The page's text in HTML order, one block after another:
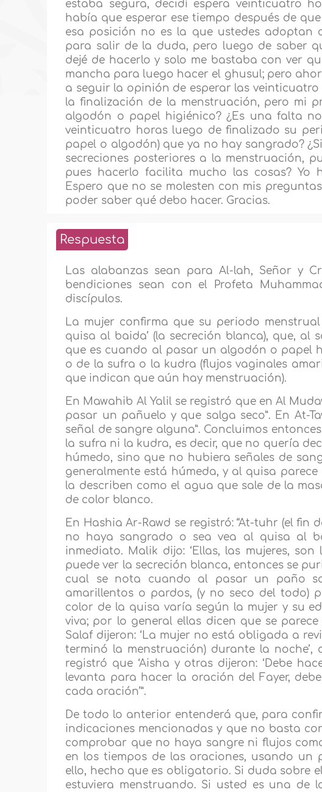
estaba segura, decidí espera veinticuatro
había que esperar ese tiempo después de
esa posición no es la que ustedes adoptan
para salir de la duda, pero luego de saber
dejé de hacerlo y solo me bastaba con ver
mancha para luego hacer el ghusul; pero
a seguir la opinión de esperar las
la finalización de la menstruación, pero mi
algodón o papel higiénico? ¿Es una falta
veinticuatro horas luego de finalizado su
papel o algodón) que ya no hay sangrado?
secreciones posteriores a la menstruación,
pues hacerlo facilita mucho las cosas? Yo
Espero que no se molesten con mis
poder saber qué debo hacer. Gracias.
Respuesta
Las alabanzas sean para Al-lah, Señor y
bendiciones sean con el Profeta
discípulos.
La mujer confirma que su periodo
quisa al baida’ (la secreción blanca), que, al
que es cuando al pasar un algodón o papel
o de la sufra o la kudra (flujos vaginales
que indican que aún hay menstruación).
En Mawahib Al Yalil se registró que en Al
pasar un pañuelo y que salga seco”. En At-
señal de sangre alguna”. Concluimos
la sufra ni la kudra, es decir, que no quería
húmedo, sino que no hubiera señales de
generalmente está húmeda, y al quisa
la describen como el agua que sale de la
de color blanco.
En Hashia Ar-Rawd se registró: “At-tuhr (el fin
no haya sangrado o sea vea al quisa al
inmediato. Malik dijo: ‘Ellas, las mujeres,
puede ver la secreción blanca, entonces se
cual se nota cuando al pasar un paño
amarillentos o pardos, (y no seco del todo)
color de la quisa varía según la mujer y su
viva; por lo general ellas dicen que se
Salaf dijeron: ‘La mujer no está obligada a
terminó la menstruación) durante la
registró que ‘Aisha y otras dijeron: ‘Debe
levanta para hacer la oración del Fayer,
cada oración’”.
De todo lo anterior entenderá que, para
indicaciones mencionadas y que no basta
comprobar que no haya sangre ni flujos
en los tiempos de las oraciones, usando un
ello, hecho que es obligatorio. Si duda sobre
estuviera menstruando. Si usted es una